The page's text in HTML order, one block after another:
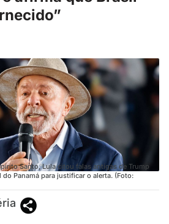
Santo, Lula citou falas antigas de Trump
do Panamá para justificar o alerta. (Foto: